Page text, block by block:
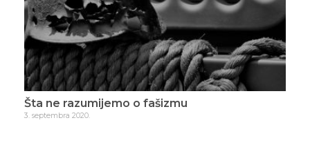
Šta ne razumijemo o fašizmu
3. septembra 2020.